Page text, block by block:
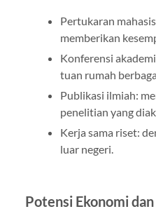
Pertukaran
memberikan
Konferensi
tuan rumah
Publikasi ilmiah:
penelitian yang
Kerja sama riset:
luar negeri.
Potensi Ekonomi dan